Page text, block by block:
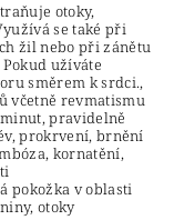
otoky,
se také při
žil nebo při zánětu
užíváte
směrem k srdci.,
včetně revmatismu
pravidelně
prokrvení, brnění
kornatění,
pokožka v oblasti
otoky